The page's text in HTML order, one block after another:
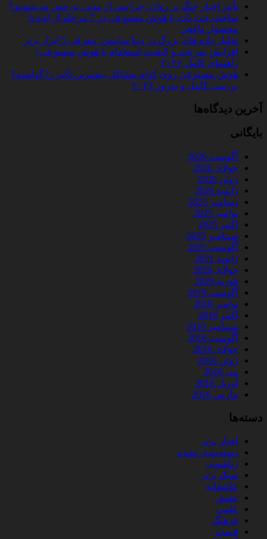
تأثیر اخبار جنگ بر روان؛ چرا پس از مدتی بی‌حس می‌شویم؟
ساخت چت‌ بات با هوش مصنوعی در 7 مرحله از ایده تا
محصول واقعی
تحلیل داده‌ های بزرگ در دیتا ساینس: معرفی 5 ابزار برتر
افزایش سرعت و کیفیت استخدام با هوش مصنوعی |
راهنمای کامل ۲۰۲۶
هوش مصنوعی روی کدام مشاغل بیشترین تأثیر را گذاشته؟
بررسی کامل و به‌روز ۲۰۲۶
آخرین دیدگاه‌ها
بایگانی
آگوست 2026
جولای 2026
ژوئن 2026
ژانویه 2026
دسامبر 2025
نوامبر 2025
اکتبر 2025
سپتامبر 2025
آگوست 2025
ژانویه 2021
جولای 2020
فوریه 2020
آگوست 2019
نوامبر 2016
اکتبر 2016
سپتامبر 2016
آگوست 2016
جولای 2016
ژوئن 2016
می 2016
آوریل 2016
مارس 2016
دسته‌ها
اخبار برتر
دسته‌بندی نشده
زناشویی
سبک برتر
عاشقانه
عشق
علمی
فرهنگ
قیمت